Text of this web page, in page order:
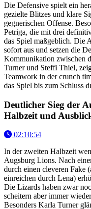
Die Defensive spielt ein
gezielte Blitzes und klare
gegnerischen Offense.
Petriga, die mit drei
das Spiel maßgeblich. Die
sofort aus und setzen die
Kommunikation zwischen
Turner und Steffi Thiel,
Teamwork in der crunch
das Spiel bis zum Schluss
Deutlicher Sieg der
Halbzeit und
02:10:54
In der zweiten Halbzeit
Augsburg Lions. Nach
durch einen cleveren Fake
einreichen durch Lena)
Die Lizards haben zwar
scheitern aber immer
Besonders Karla Turner